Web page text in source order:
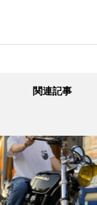
関連記事